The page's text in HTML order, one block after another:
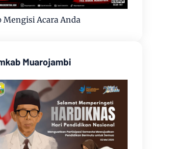
Mengisi Acara Anda
Muarojambi